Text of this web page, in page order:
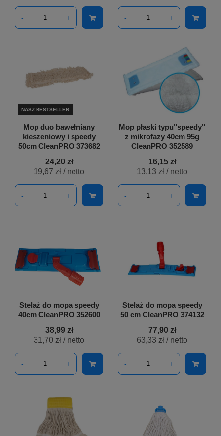
- + - +
NASZ BESTSELLER
Mop duo bawełniany
kieszeniowy i speedy
50cm CleanPRO 373682
24,20 zł
19,67 zł / netto
- +
Mop płaski typu"speedy"
z mikrofazy 40cm 95g
CleanPRO 352589
16,15 zł
13,13 zł / netto
- +
Stelaż do mopa speedy
40cm CleanPRO 352600
38,99 zł
31,70 zł / netto
- +
Stelaż do mopa speedy
50 cm CleanPRO 374132
77,90 zł
63,33 zł / netto
- +